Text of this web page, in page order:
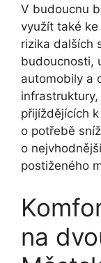
V budoucnu
využít také
rizika dalších
budoucnosti,
automobily a
přijíždějících
o potřebě
o
postiženého
na